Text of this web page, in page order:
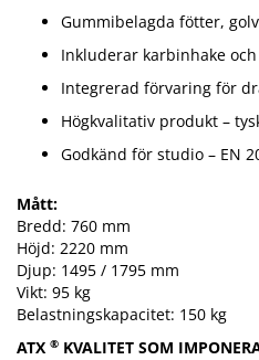
Gummibelagda fötter,
Inkluderar karbinhake
Integrerad förvaring för
Högkvalitativ produkt –
Godkänd för studio – EN
Mått:
Bredd: 760 mm
Höjd: 2220 mm
Djup: 1495 / 1795 mm
Vikt: 95 kg
Belastningskapacitet: 150 kg
ATX ® KVALITET SOM